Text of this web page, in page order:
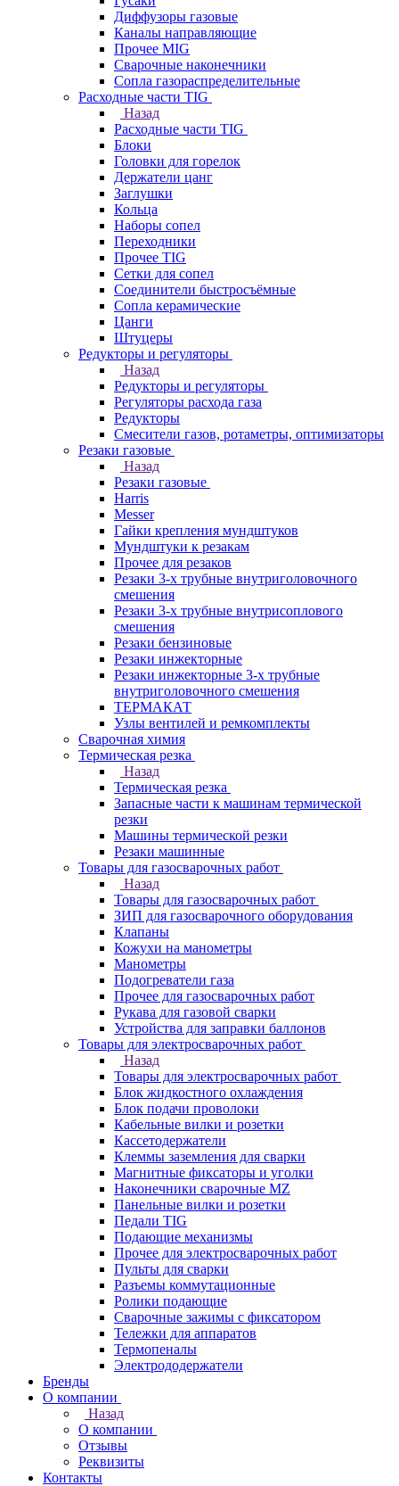
Диффузоры газовые
Каналы направляющие
Прочее MIG
Сварочные наконечники
Сопла газораспределительные
Расходные части TIG
Назад
Расходные части TIG
Блоки
Головки для горелок
Держатели цанг
Заглушки
Кольца
Наборы сопел
Переходники
Прочее TIG
Сетки для сопел
Соединители быстросъёмные
Сопла керамические
Цанги
Штуцеры
Редукторы и регуляторы
Назад
Редукторы и регуляторы
Регуляторы расхода газа
Редукторы
Смесители газов, ротаметры, оптимизаторы
Резаки газовые
Назад
Резаки газовые
Harris
Messer
Гайки крепления мундштуков
Мундштуки к резакам
Прочее для резаков
Резаки 3-х трубные внутриголовочного
смешения
Резаки 3-х трубные внутрисоплового
смешения
Резаки бензиновые
Резаки инжекторные
Резаки инжекторные 3-х трубные
внутриголовочного смешения
ТЕРМАКАТ
Узлы вентилей и ремкомплекты
Сварочная химия
Термическая резка
Назад
Термическая резка
Запасные части к машинам термической
резки
Машины термической резки
Резаки машинные
Товары для газосварочных работ
Назад
Товары для газосварочных работ
ЗИП для газосварочного оборудования
Клапаны
Кожухи на манометры
Манометры
Подогреватели газа
Прочее для газосварочных работ
Рукава для газовой сварки
Устройства для заправки баллонов
Товары для электросварочных работ
Назад
Товары для электросварочных работ
Блок жидкостного охлаждения
Блок подачи проволоки
Кабельные вилки и розетки
Кассетодержатели
Клеммы заземления для сварки
Магнитные фиксаторы и уголки
Наконечники сварочные MZ
Панельные вилки и розетки
Педали TIG
Подающие механизмы
Прочее для электросварочных работ
Пульты для сварки
Разъемы коммутационные
Ролики подающие
Сварочные зажимы с фиксатором
Тележки для аппаратов
Термопеналы
Электрододержатели
Бренды
О компании
Назад
О компании
Отзывы
Реквизиты
Контакты